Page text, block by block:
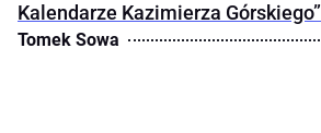
Kalendarze Kazimierza Górskiego”
Tomek Sowa